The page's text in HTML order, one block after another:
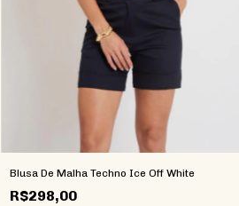
Blusa De Malha Techno Ice Off White
R$298,00